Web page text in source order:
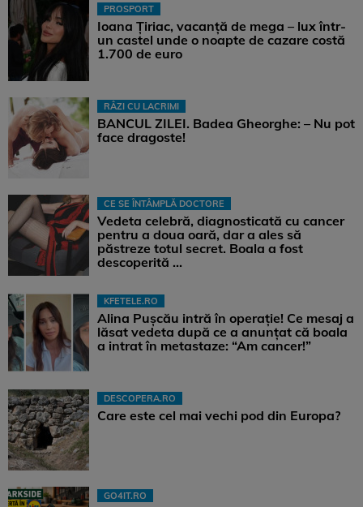
PROSPORT
Ioana Țiriac, vacanță de mega – lux într-
un castel unde o noapte de cazare costă
1.700 de euro
RÂZI CU LACRIMI
BANCUL ZILEI. Badea Gheorghe: – Nu pot
face dragoste!
CE SE ÎNTÂMPLĂ DOCTORE
Vedeta celebră, diagnosticată cu cancer
pentru a doua oară, dar a ales să
păstreze totul secret. Boala a fost
descoperită ...
KFETELE.RO
Alina Pușcău intră în operație! Ce mesaj a
lăsat vedeta după ce a anunțat că boala
a intrat în metastaze: “Am cancer!”
DESCOPERA.RO
Care este cel mai vechi pod din Europa?
GO4IT.RO